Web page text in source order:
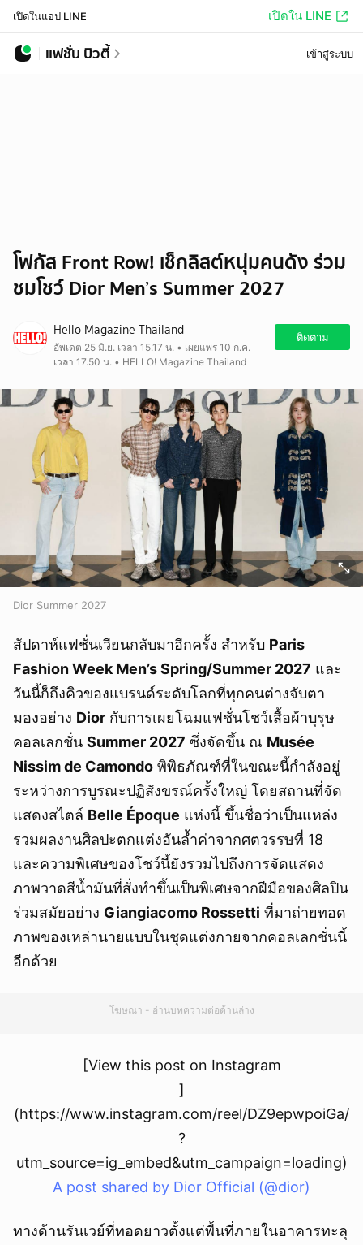
เปิดในแอป LINE เปิดใน LINE
แฟชั่น บิวตี้ เข้าสู่ระบบ
โฟกัส Front Row! เช็กลิสต์หนุ่มคนดัง ร่วม
ชมโชว์ Dior Men’s Summer 2027
Hello Magazine Thailand
อัพเดต 25 มิ.ย. เวลา 15.17 น. • เผยแพร่ 10 ก.ค.
เวลา 17.50 น. • HELLO! Magazine Thailand
ติดตาม
Dior Summer 2027
สัปดาห์แฟชั่นเวียนกลับมาอีกครั้ง สำหรับ Paris
Fashion Week Men’s Spring/Summer 2027 และ
วันนี้ก็ถึงคิวของแบรนด์ระดับโลกที่ทุกคนต่างจับตา
มองอย่าง Dior กับการเผยโฉมแฟชั่นโชว์เสื้อผ้าบุรุษ
คอลเลกชั่น Summer 2027 ซึ่งจัดขึ้น ณ Musée
Nissim de Camondo พิพิธภัณฑ์ที่ในขณะนี้กำลังอยู่
ระหว่างการบูรณะปฏิสังขรณ์ครั้งใหญ่ โดยสถานที่จัด
แสดงสไตล์ Belle Époque แห่งนี้ ขึ้นชื่อว่าเป็นแหล่ง
รวมผลงานศิลปะตกแต่งอันล้ำค่าจากศตวรรษที่ 18
และความพิเศษของโชว์นี้ยังรวมไปถึงการจัดแสดง
ภาพวาดสีน้ำมันที่สั่งทำขึ้นเป็นพิเศษจากฝีมือของศิลปิน
ร่วมสมัยอย่าง Giangiacomo Rossetti ที่มาถ่ายทอด
ภาพของเหล่านายแบบในชุดแต่งกายจากคอลเลกชั่นนี้
อีกด้วย
โฆษณา - อ่านบทความต่อด้านล่าง
[View this post on Instagram
]
(https://www.instagram.com/reel/DZ9epwpoiGa/
?
utm_source=ig_embed&utm_campaign=loading)
A post shared by Dior Official (@dior)
ทางด้านรันเวย์ที่ทอดยาวตั้งแต่พื้นที่ภายในอาคารทะลุ